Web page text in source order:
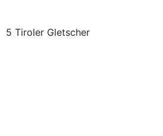
5 Tiroler Gletscher